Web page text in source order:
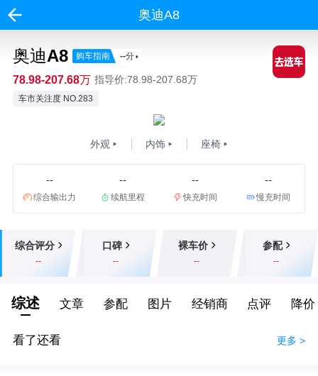
奥迪A8
奥迪A8 购车指南 --分
78.98-207.68万 指导价:78.98-207.68万
车市关注度 NO.283
外观 内饰 座椅
--
综合输出力
--
续航里程
--
快充时间
--
慢充时间
综合评分
--
口碑
--
裸车价
--
参配
--
综述 文章 参配 图片 经销商 点评 降价
看了还看 更多 >